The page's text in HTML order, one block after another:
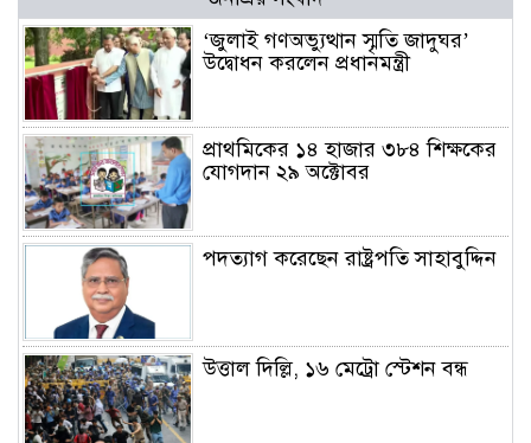
‘জুলাই গণঅভ্যুত্থান স্মৃতি জাদুঘর’
উদ্বোধন করলেন প্রধানমন্ত্রী
প্রাথমিকের ১৪ হাজার ৩৮৪ শিক্ষকের
যোগদান ২৯ অক্টোবর
পদত্যাগ করেছেন রাষ্ট্রপতি সাহাবুদ্দিন
উত্তাল দিল্লি, ১৬ মেট্রো স্টেশন বন্ধ